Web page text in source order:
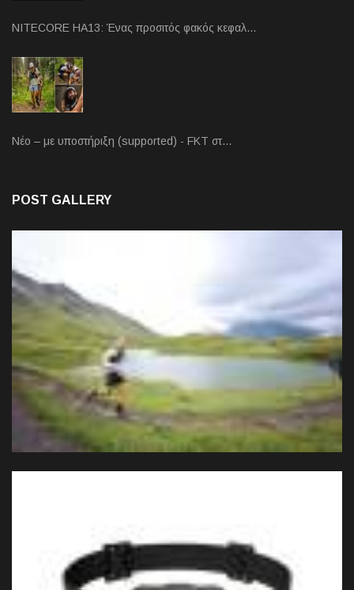
NITECORE HA13: Ένας προσιτός φακός κεφαλ…
Νέο – με υποστήριξη (supported) - FKT στ…
POST GALLERY